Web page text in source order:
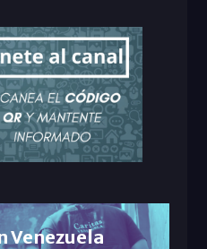
Venezuela